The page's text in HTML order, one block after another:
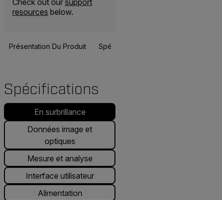
Check out our support
resources below.
Présentation Du Produit Spécifications
Spécifications
En surbrillance
Données image et
optiques
Mesure et analyse
Interface utilisateur
Alimentation